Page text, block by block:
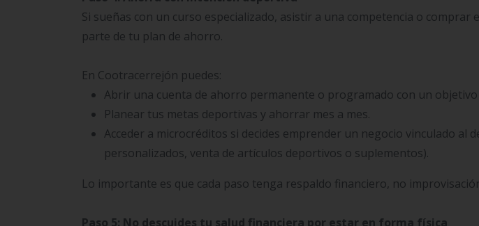
Si sueñas con un curso especializado, asistir a una competencia o comprar
parte de tu plan de ahorro.
En Cootracerrejón puedes:
Abrir una cuenta de ahorro permanente o programado con un objetivo
Planear tus metas deportivas y ahorrar mes a mes.
Acceder a microcréditos si decides emprender un negocio vinculado al
personalizados, venta de artículos deportivos o suplementos).
Lo importante es que cada paso tenga respaldo financiero, no
Paso 5: No descuides tu salud financiera por estar en forma física